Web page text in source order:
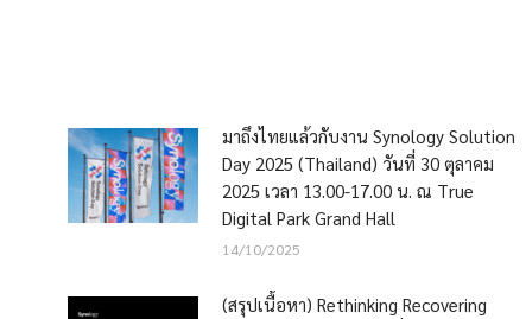
มาถึงไทยแล้วกับงาน Synology Solution
Day 2025 (Thailand) วันที่ 30 ตุลาคม
2025 เวลา 13.00-17.00 น. ณ True
Digital Park Grand Hall
14/10/2025
(สรุปเนื้อหา) Rethinking Recovering